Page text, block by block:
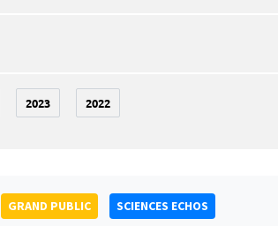
2023 2022
GRAND PUBLIC SCIENCES ECHOS